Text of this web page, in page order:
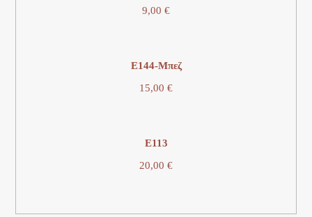
9,00 €
Ε144-Μπεζ
15,00 €
Ε113
20,00 €